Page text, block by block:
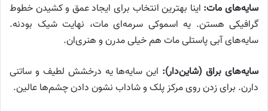
سایه‌های مات: اینا بهترین انتخاب برای ایجاد عمق و کشیدن خطوط
گرافیکی هستن. یه اسموکی سرمه‌ای مات، نهایت شیک بودنه.
سایه‌های آبی پاستلی مات هم خیلی مدرن و هنری‌ان.
سایه‌های براق (شاین‌دار): این سایه‌ها یه درخشش لطیف و ساتنی
دارن. برای زدن روی مرکز پلک و شاداب نشون دادن چشم‌ها عالین.